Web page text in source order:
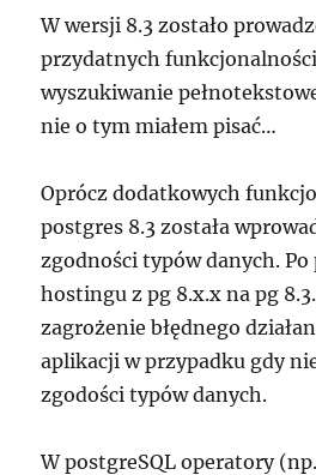
W wersji 8.3 zostało
przydatnych
wyszukiwanie
nie o tym miałem pisać…
Oprócz dodatkowych
postgres 8.3 została
zgodności typów danych.
hostingu z pg 8.x.x na pg
zagrożenie błędnego
aplikacji w przypadku gdy
zgodości typów danych.
W postgreSQL operatory